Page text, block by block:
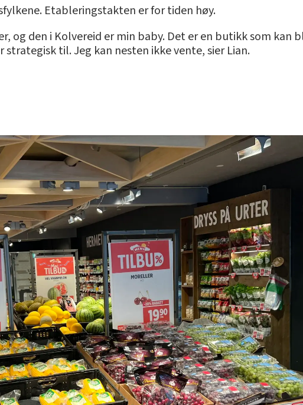
Etableringstakten er for tiden høy.
og den i Kolvereid er min baby. Det er en butikk som kan
til. Jeg kan nesten ikke vente, sier Lian.